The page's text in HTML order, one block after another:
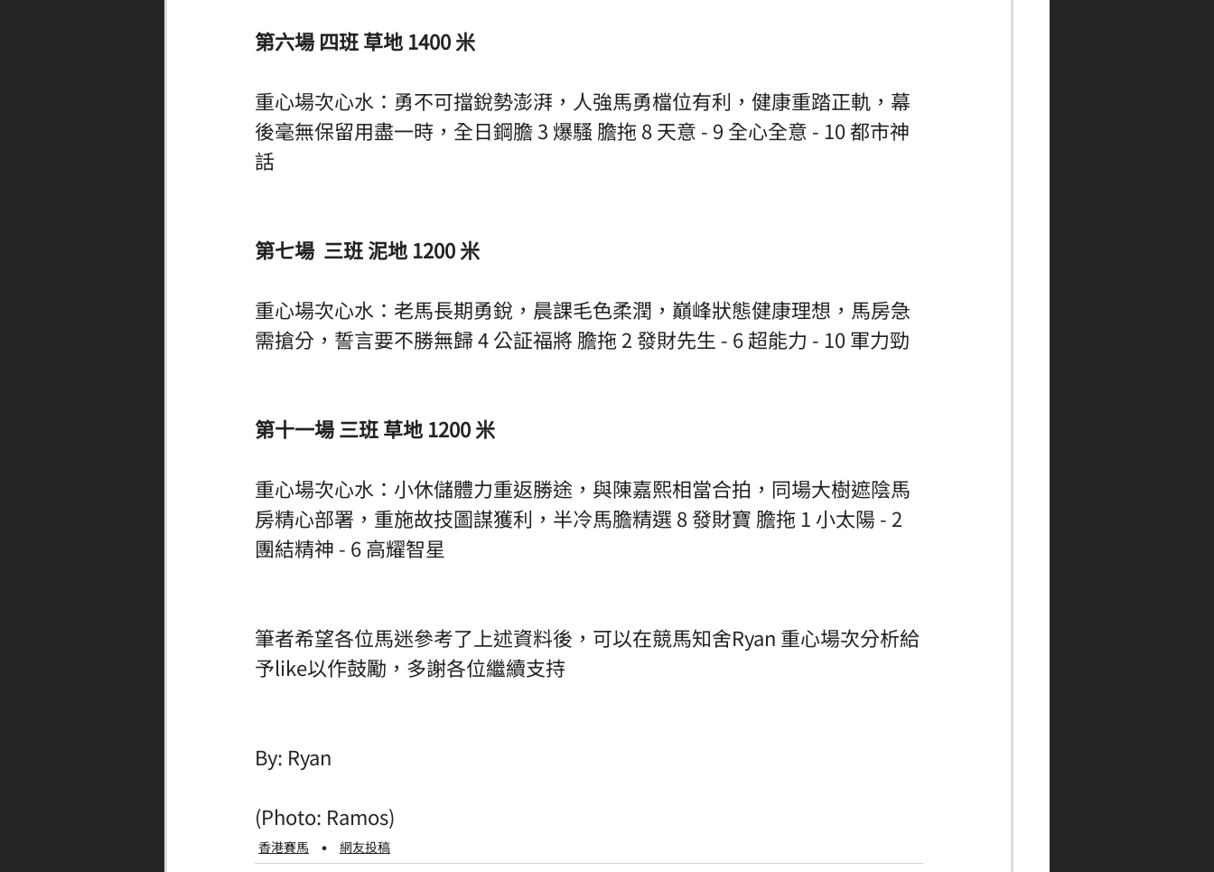
第六場 四班 草地 1400 米
重心場次心水：勇不可擋銳勢澎湃，人強馬勇檔位有利，健康重踏正軌，幕
後毫無保留用盡一時，全日鋼膽 3 爆騷 膽拖 8 天意 - 9 全心全意 - 10 都市神
話
第七場  三班 泥地 1200 米
重心場次心水：老馬長期勇銳，晨課毛色柔潤，巔峰狀態健康理想，馬房急
需搶分，誓言要不勝無歸 4 公証福將 膽拖 2 發財先生 - 6 超能力 - 10 軍力勁
第十一場 三班 草地 1200 米
重心場次心水：小休儲體力重返勝途，與陳嘉熙相當合拍，同場大樹遮陰馬
房精心部署，重施故技圖謀獲利，半冷馬膽精選 8 發財寶 膽拖 1 小太陽 - 2
團結精神 - 6 高耀智星
筆者希望各位馬迷參考了上述資料後，可以在競馬知舍Ryan 重心場次分析給
予like以作鼓勵，多謝各位繼續支持
By: Ryan
(Photo: Ramos)
香港賽馬 網友投稿